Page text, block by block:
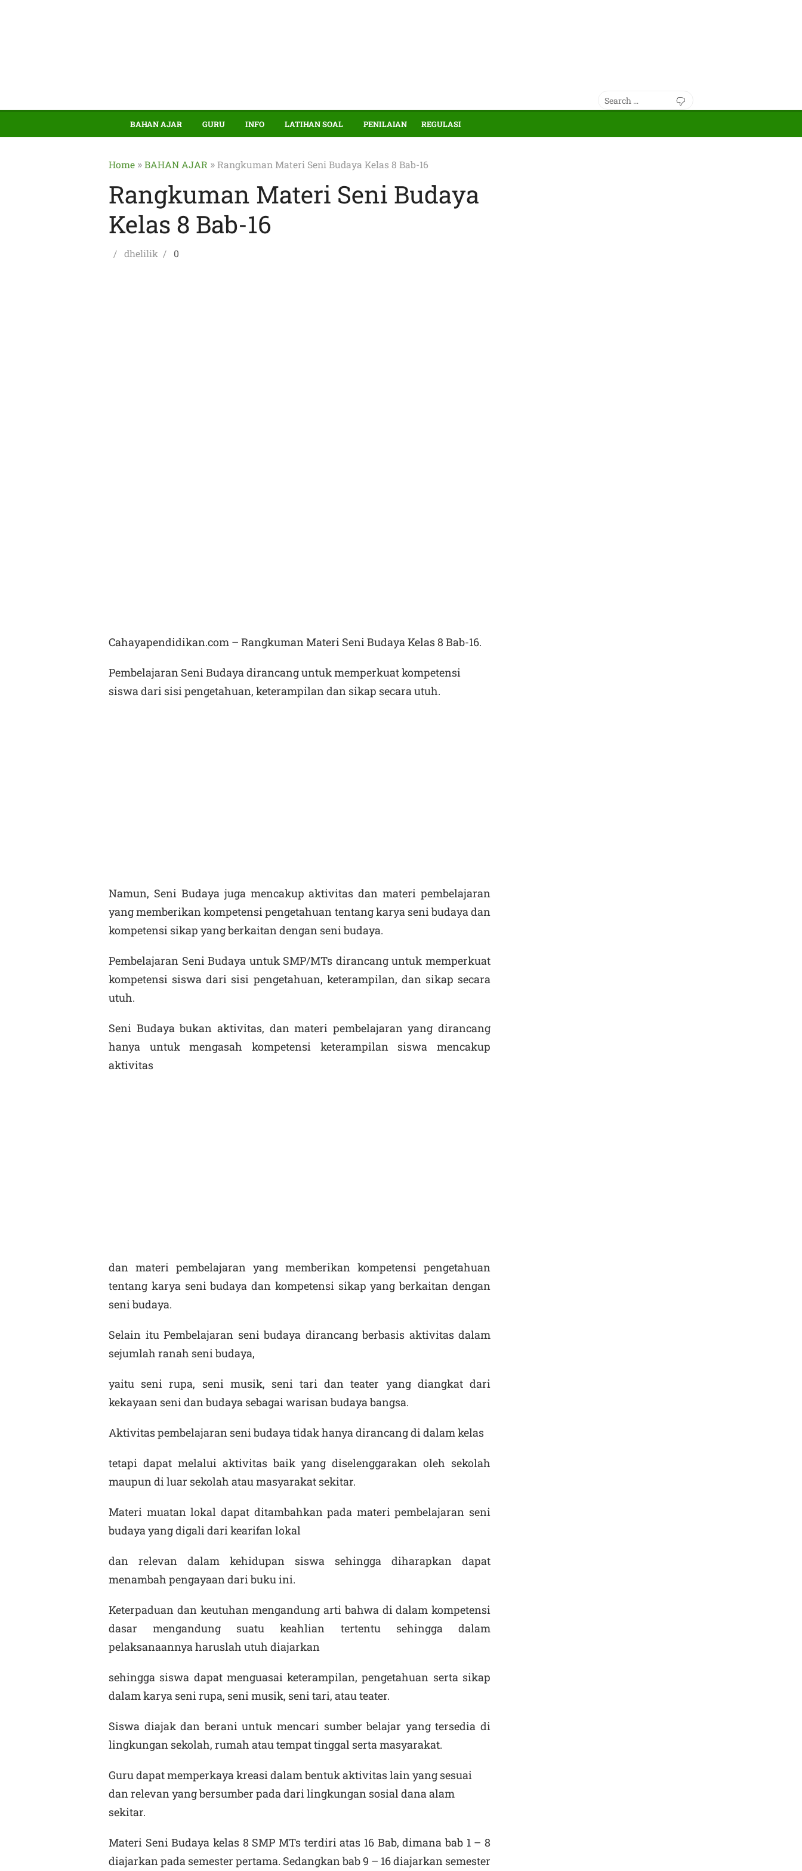
Search
Search
BAHAN AJAR GURU INFO LATIHAN SOAL PENILAIAN REGULASI
Home »BAHAN AJAR »Rangkuman Materi Seni Budaya Kelas 8 Bab-16
Rangkuman Materi Seni Budaya
Kelas 8 Bab-16
Posted
Author
dhelilik 0
Cahayapendidikan.com – Rangkuman Materi Seni Budaya Kelas 8 Bab-16.
Pembelajaran Seni Budaya dirancang untuk memperkuat kompetensi
siswa dari sisi pengetahuan, keterampilan dan sikap secara utuh.
Namun, Seni Budaya juga mencakup aktivitas dan materi pembelajaran
yang memberikan kompetensi pengetahuan tentang karya seni budaya dan
kompetensi sikap yang berkaitan dengan seni budaya.
Pembelajaran Seni Budaya untuk SMP/MTs dirancang untuk memperkuat
kompetensi siswa dari sisi pengetahuan, keterampilan, dan sikap secara
utuh.
Seni Budaya bukan aktivitas, dan materi pembelajaran yang dirancang
hanya untuk mengasah kompetensi keterampilan siswa mencakup
aktivitas
dan materi pembelajaran yang memberikan kompetensi pengetahuan
tentang karya seni budaya dan kompetensi sikap yang berkaitan dengan
seni budaya.
Selain itu Pembelajaran seni budaya dirancang berbasis aktivitas dalam
sejumlah ranah seni budaya,
yaitu seni rupa, seni musik, seni tari dan teater yang diangkat dari
kekayaan seni dan budaya sebagai warisan budaya bangsa.
Aktivitas pembelajaran seni budaya tidak hanya dirancang di dalam kelas
tetapi dapat melalui aktivitas baik yang diselenggarakan oleh sekolah
maupun di luar sekolah atau masyarakat sekitar.
Materi muatan lokal dapat ditambahkan pada materi pembelajaran seni
budaya yang digali dari kearifan lokal
dan relevan dalam kehidupan siswa sehingga diharapkan dapat
menambah pengayaan dari buku ini.
Keterpaduan dan keutuhan mengandung arti bahwa di dalam kompetensi
dasar mengandung suatu keahlian tertentu sehingga dalam
pelaksanaannya haruslah utuh diajarkan
sehingga siswa dapat menguasai keterampilan, pengetahuan serta sikap
dalam karya seni rupa, seni musik, seni tari, atau teater.
Siswa diajak dan berani untuk mencari sumber belajar yang tersedia di
lingkungan sekolah, rumah atau tempat tinggal serta masyarakat.
Guru dapat memperkaya kreasi dalam bentuk aktivitas lain yang sesuai
dan relevan yang bersumber pada dari lingkungan sosial dana alam
sekitar.
Materi Seni Budaya kelas 8 SMP MTs terdiri atas 16 Bab, dimana bab 1 – 8
diajarkan pada semester pertama. Sedangkan bab 9 – 16 diajarkan semester